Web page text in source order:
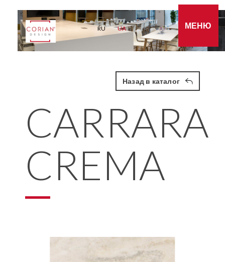
RU UA МЕНЮ
Назад в каталог
CARRARA
CREMA